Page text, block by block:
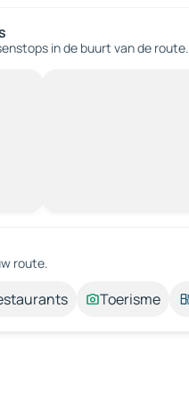
in de buurt van de route.
route.
Toerisme